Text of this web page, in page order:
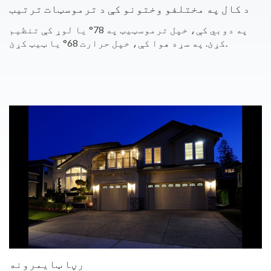
د کال په مختلفو وختونو کې د ترموسټات ترتیب
په دوبي کې، خپل ترموسټیټ په 78° یا لوړ کې تنظیم
کړئ. په سړه هوا کې، خپل حرارت 68° یا ټیټ کړئ.
رڼا ټایمرونه